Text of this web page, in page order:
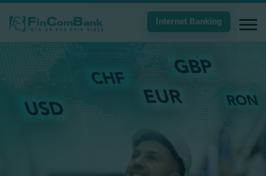
Internet Banking